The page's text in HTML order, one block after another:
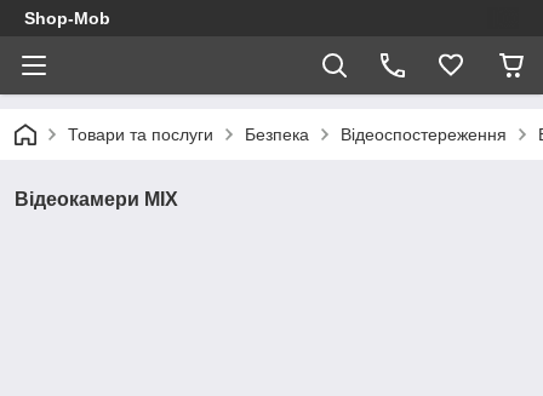
Shop-Mob
Товари та послуги Безпека Відеоспостереження
Відеокамери MIX